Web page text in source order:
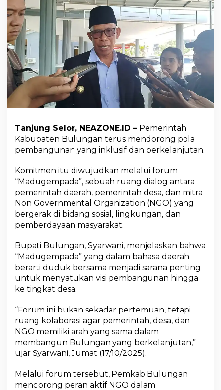
n
o
r
o
n
g
S
i
n
e
r
D
e
s
a
n
N
G
O
L
a
t
F
r
“
M
u
m
Tanjung Selor, NEAZONE.ID – Pemerintah
Kabupaten Bulungan terus mendorong pola
pembangunan yang inklusif dan berkelanjutan.
Komitmen itu diwujudkan melalui forum
“Madugempada”, sebuah ruang dialog antara
pemerintah daerah, pemerintah desa, dan mitra
Non Governmental Organization (NGO) yang
bergerak di bidang sosial, lingkungan, dan
pemberdayaan masyarakat.
Bupati Bulungan, Syarwani, menjelaskan bahwa
“Madugempada” yang dalam bahasa daerah
berarti duduk bersama menjadi sarana penting
untuk menyatukan visi pembangunan hingga
ke tingkat desa.
“Forum ini bukan sekadar pertemuan, tetapi
ruang kolaborasi agar pemerintah, desa, dan
NGO memiliki arah yang sama dalam
membangun Bulungan yang berkelanjutan,”
ujar Syarwani, Jumat (17/10/2025).
Melalui forum tersebut, Pemkab Bulungan
mendorong peran aktif NGO dalam